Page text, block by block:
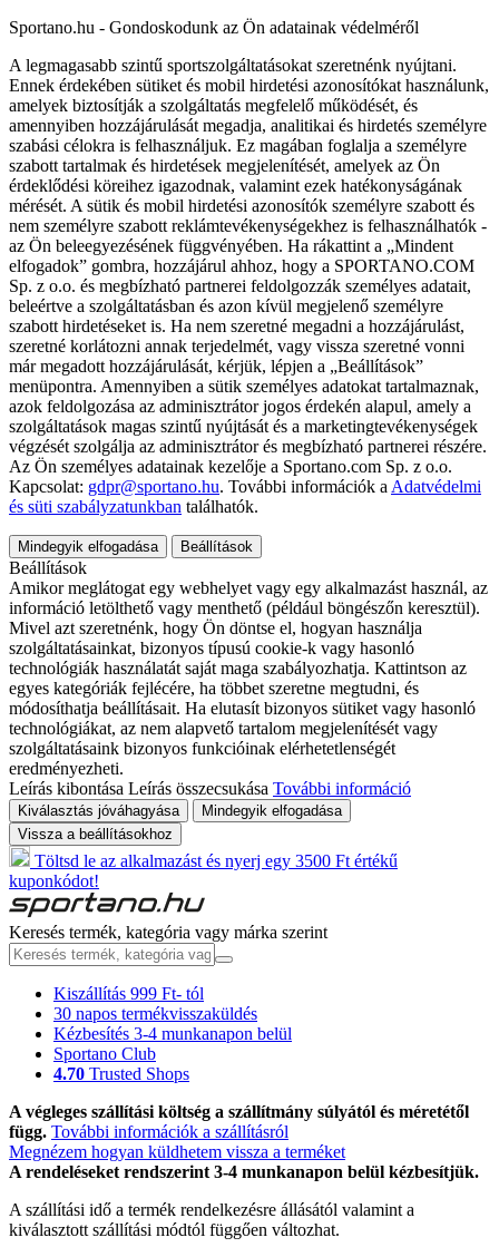
Sportano.hu - Gondoskodunk az Ön adatainak védelméről
A legmagasabb szintű sportszolgáltatásokat szeretnénk nyújtani.
Ennek érdekében sütiket és mobil hirdetési azonosítókat használunk,
amelyek biztosítják a szolgáltatás megfelelő működését, és
amennyiben hozzájárulását megadja, analitikai és hirdetés személyre
szabási célokra is felhasználjuk. Ez magában foglalja a személyre
szabott tartalmak és hirdetések megjelenítését, amelyek az Ön
érdeklődési köreihez igazodnak, valamint ezek hatékonyságának
mérését. A sütik és mobil hirdetési azonosítók személyre szabott és
nem személyre szabott reklámtevékenységekhez is felhasználhatók -
az Ön beleegyezésének függvényében. Ha rákattint a „Mindent
elfogadok” gombra, hozzájárul ahhoz, hogy a SPORTANO.COM
Sp. z o.o. és megbízható partnerei feldolgozzák személyes adatait,
beleértve a szolgáltatásban és azon kívül megjelenő személyre
szabott hirdetéseket is. Ha nem szeretné megadni a hozzájárulást,
szeretné korlátozni annak terjedelmét, vagy vissza szeretné vonni
már megadott hozzájárulását, kérjük, lépjen a „Beállítások”
menüpontra. Amennyiben a sütik személyes adatokat tartalmaznak,
azok feldolgozása az adminisztrátor jogos érdekén alapul, amely a
szolgáltatások magas szintű nyújtását és a marketingtevékenységek
végzését szolgálja az adminisztrátor és megbízható partnerei részére.
Az Ön személyes adatainak kezelője a Sportano.com Sp. z o.o.
Kapcsolat: gdpr@sportano.hu. További információk a Adatvédelmi
és süti szabályzatunkban találhatók.
Mindegyik elfogadása Beállítások
Beállítások
Amikor meglátogat egy webhelyet vagy egy alkalmazást használ, az
információ letölthető vagy menthető (például böngészőn keresztül).
Mivel azt szeretnénk, hogy Ön döntse el, hogyan használja
szolgáltatásainkat, bizonyos típusú cookie-k vagy hasonló
technológiák használatát saját maga szabályozhatja. Kattintson az
egyes kategóriák fejlécére, ha többet szeretne megtudni, és
módosíthatja beállításait. Ha elutasít bizonyos sütiket vagy hasonló
technológiákat, az nem alapvető tartalom megjelenítését vagy
szolgáltatásaink bizonyos funkcióinak elérhetetlenségét
eredményezheti.
Leírás kibontása Leírás összecsukása További információ
Kiválasztás jóváhagyása
Mindegyik elfogadása
Vissza a beállításokhoz
Töltsd le az alkalmazást és nyerj egy 3500 Ft értékű
kuponkódot!
Keresés termék, kategória vagy márka szerint
Kiszállítás 999 Ft- tól
30 napos termékvisszaküldés
Kézbesítés 3-4 munkanapon belül
Sportano Club
4.70 Trusted Shops
A végleges szállítási költség a szállítmány súlyától és méretétől
függ. További információk a szállításról
Megnézem hogyan küldhetem vissza a terméket
A rendeléseket rendszerint 3-4 munkanapon belül kézbesítjük.
A szállítási idő a termék rendelkezésre állásától valamint a
kiválasztott szállítási módtól függően változhat.